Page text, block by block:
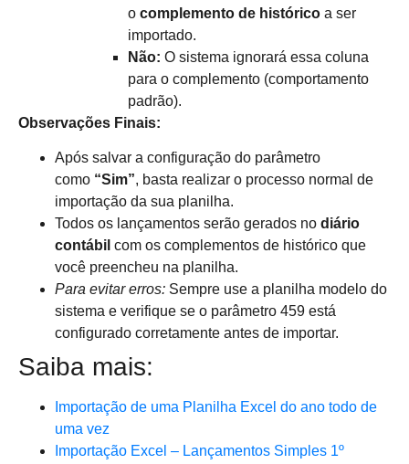
o complemento de histórico a ser
importado.
Não: O sistema ignorará essa coluna
para o complemento (comportamento
padrão).
Observações Finais:
Após salvar a configuração do parâmetro
como “Sim”, basta realizar o processo normal de
importação da sua planilha.
Todos os lançamentos serão gerados no diário
contábil com os complementos de histórico que
você preencheu na planilha.
Para evitar erros: Sempre use a planilha modelo do
sistema e verifique se o parâmetro 459 está
configurado corretamente antes de importar.
Saiba mais:
Importação de uma Planilha Excel do ano todo de
uma vez
Importação Excel – Lançamentos Simples 1º